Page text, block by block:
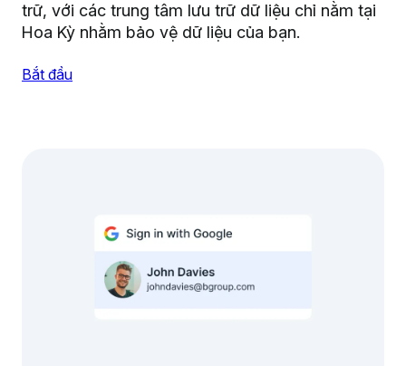
trữ, với các trung tâm lưu trữ dữ liệu chỉ nằm tại
Hoa Kỳ nhằm bảo vệ dữ liệu của bạn.
Bắt đầu